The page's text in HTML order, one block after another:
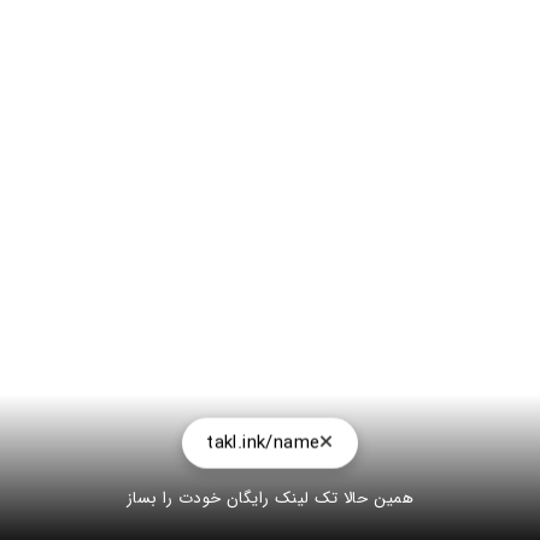
takl.ink/name
همین حالا تک لینک رایگان خودت را بساز